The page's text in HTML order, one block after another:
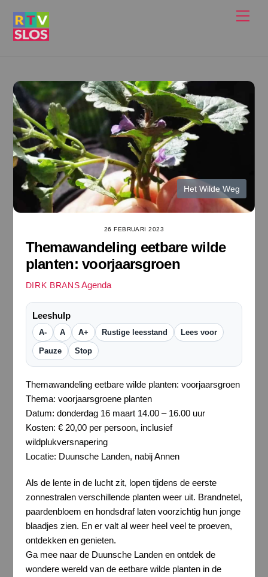
Het Wilde Weg
26 FEBRUARI 2023
Themawandeling eetbare wilde
planten: voorjaarsgroen
DIRK BRANS Agenda
Leeshulp
A- A A+ Rustige leesstand Lees voor
Pauze Stop
Themawandeling eetbare wilde planten: voorjaarsgroen
Thema: voorjaarsgroene planten
Datum: donderdag 16 maart 14.00 – 16.00 uur
Kosten: € 20,00 per persoon, inclusief
wildplukversnapering
Locatie: Duunsche Landen, nabij Annen
Als de lente in de lucht zit, lopen tijdens de eerste
zonnestralen verschillende planten weer uit. Brandnetel,
paardenbloem en hondsdraf laten voorzichtig hun jonge
blaadjes zien. En er valt al weer heel veel te proeven,
ontdekken en genieten.
Ga mee naar de Duunsche Landen en ontdek de
wondere wereld van de eetbare wilde planten in de